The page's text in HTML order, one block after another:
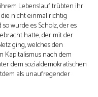
Lebenslauf trübten ihr
nicht einmal richtig
wurde es Scholz, der es
hatte, der mit der
ging, welches den
Kapitalismus nach dem
dem sozialdemokratischen
als unaufregender